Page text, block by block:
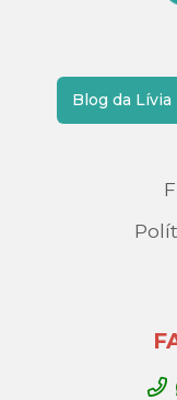
Blog da Lívia